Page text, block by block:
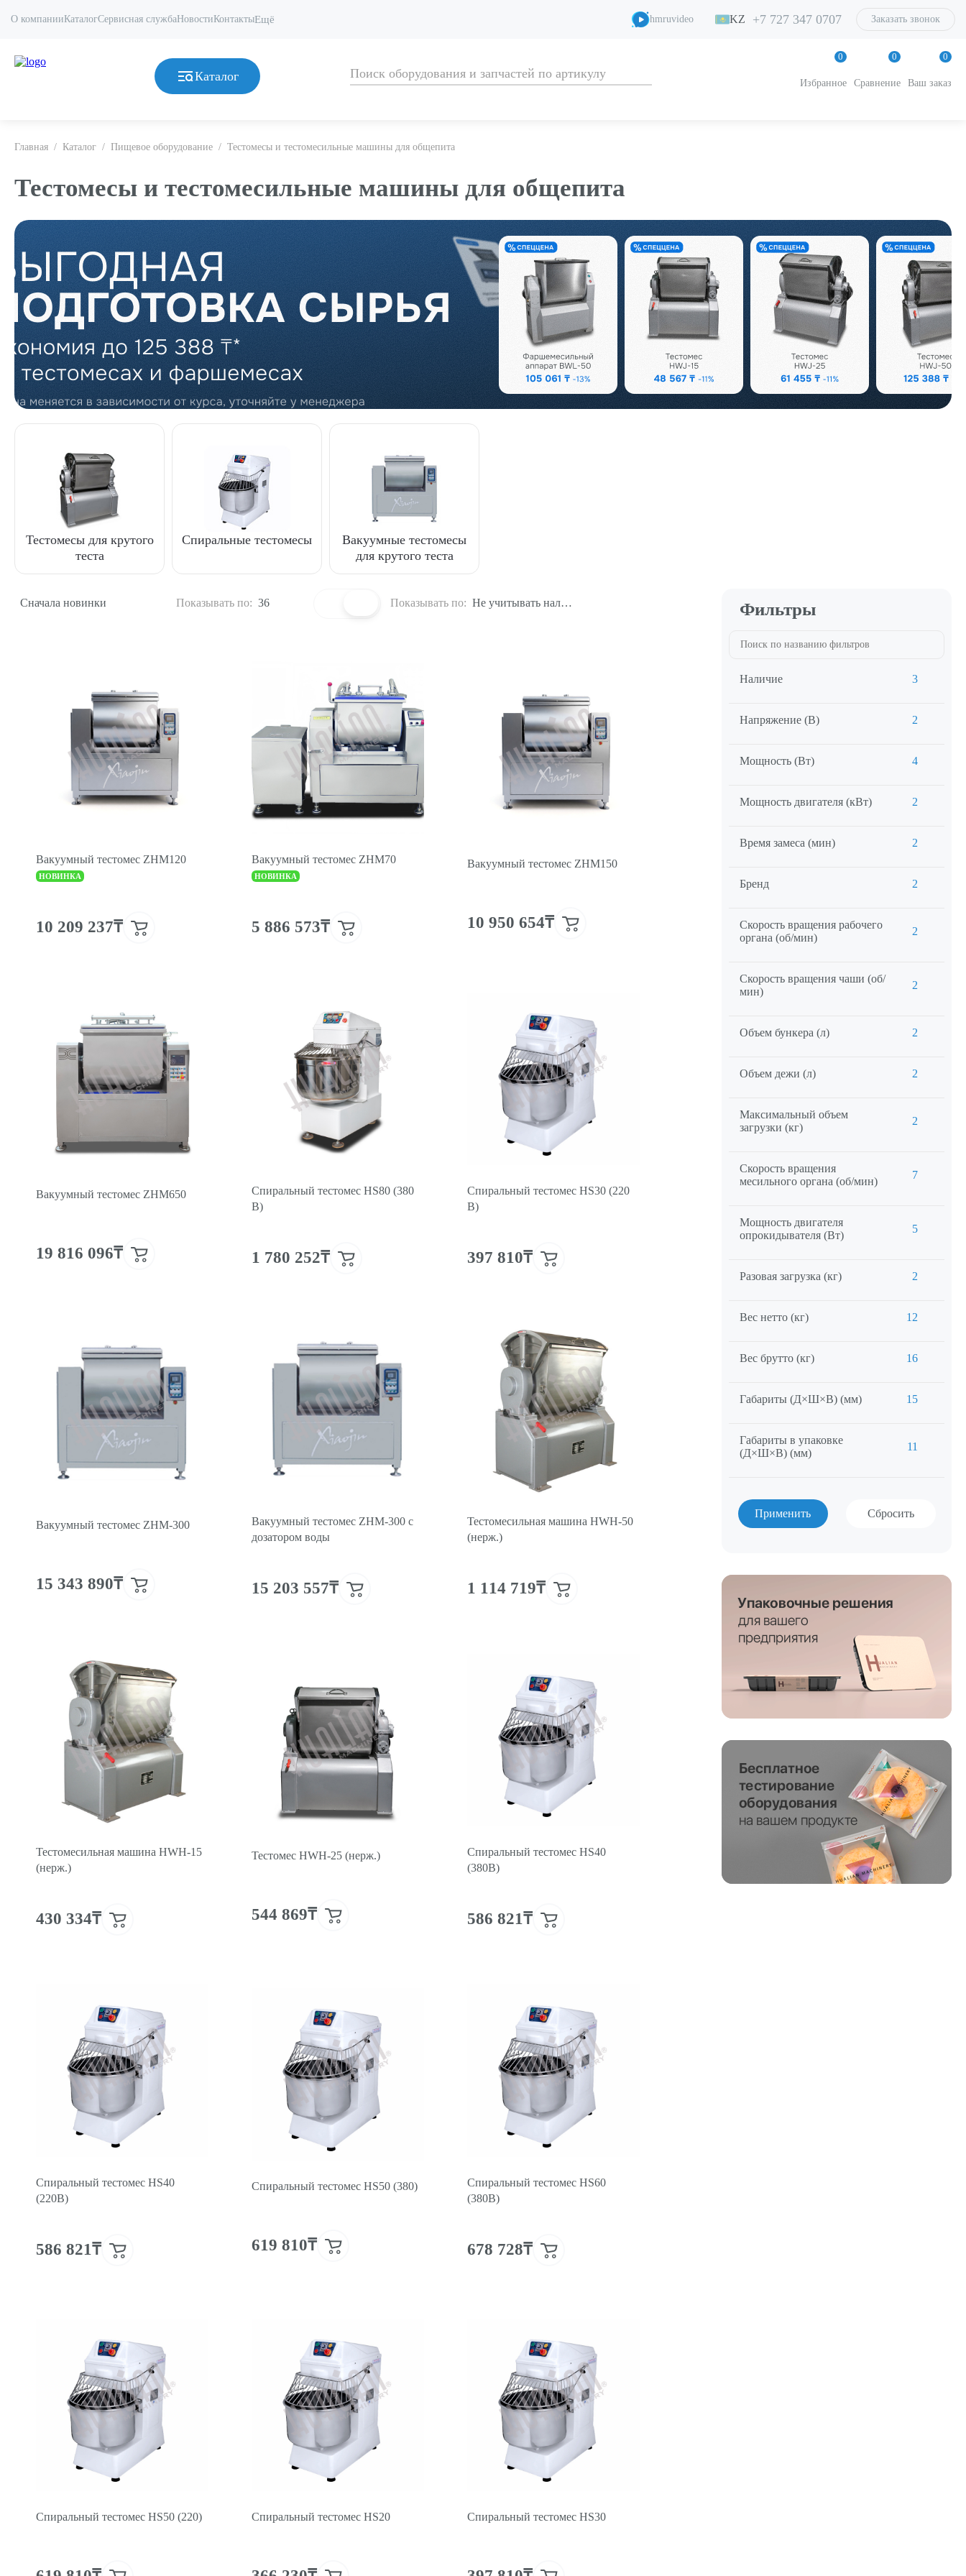
О компанииКаталогСервисная службаНовостиКонтактыЕщё hmruvideo KZ +7 727 347 0707 Заказать звонок
Каталог
0
Избранное
0
Сравнение
0
Ваш заказ
Главная / Каталог / Пищевое оборудование / Тестомесы и тестомесильные машины для общепита
Тестомесы и тестомесильные машины для общепита
Тестомесы для крутого
теста
Спиральные тестомесы
Вакуумные тестомесы
для крутого теста
Фильтры
Наличие 3
Напряжение (В) 2
Мощность (Вт) 4
Мощность двигателя (кВт) 2
Время замеса (мин) 2
Бренд 2
Скорость вращения рабочего
органа (об/мин)
2
Скорость вращения чаши (об/
мин)
2
Объем бункера (л) 2
Объем дежи (л) 2
Максимальный объем
загрузки (кг)
2
Скорость вращения
месильного органа (об/мин)
7
Мощность двигателя
опрокидывателя (Вт)
5
Разовая загрузка (кг) 2
Вес нетто (кг) 12
Вес брутто (кг) 16
Габариты (Д×Ш×В) (мм) 15
Габариты в упаковке
(Д×Ш×В) (мм)
11
Сначала новинки Показывать по: 36 Показывать по: Не учитывать наличие
Вакуумный тестомес ZHM120
НОВИНКА
10 209 237₸
Вакуумный тестомес ZHM70
НОВИНКА
5 886 573₸
Вакуумный тестомес ZHM150
10 950 654₸
Вакуумный тестомес ZHM650
19 816 096₸
Спиральный тестомес HS80 (380
В)
1 780 252₸
Спиральный тестомес HS30 (220
В)
397 810₸
Вакуумный тестомес ZHM-300
15 343 890₸
Вакуумный тестомес ZHM-300 с
дозатором воды
15 203 557₸
Тестомесильная машина HWH-50
(нерж.)
1 114 719₸
Тестомесильная машина HWH-15
(нерж.)
430 334₸
Тестомес HWH-25 (нерж.)
544 869₸
Спиральный тестомес HS40
(380В)
586 821₸
Спиральный тестомес HS40
(220В)
586 821₸
Спиральный тестомес HS50 (380)
619 810₸
Спиральный тестомес HS60
(380В)
678 728₸
Спиральный тестомес HS50 (220) Спиральный тестомес HS20 Спиральный тестомес HS30